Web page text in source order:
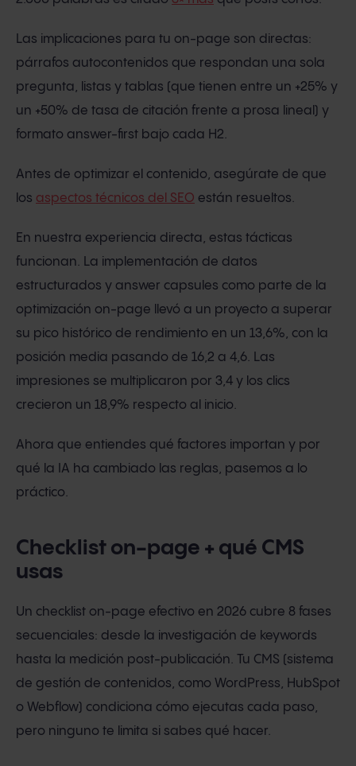
Las implicaciones para tu on-page son directas:
párrafos autocontenidos que respondan una sola
pregunta, listas y tablas (que tienen entre un +25% y
un +50% de tasa de citación frente a prosa lineal) y
formato answer-first bajo cada H2.
Antes de optimizar el contenido, asegúrate de que
los aspectos técnicos del SEO están resueltos.
En nuestra experiencia directa, estas tácticas
funcionan. La implementación de datos
estructurados y answer capsules como parte de la
optimización on-page llevó a un proyecto a superar
su pico histórico de rendimiento en un 13,6%, con la
posición media pasando de 16,2 a 4,6. Las
impresiones se multiplicaron por 3,4 y los clics
crecieron un 18,9% respecto al inicio.
Ahora que entiendes qué factores importan y por
qué la IA ha cambiado las reglas, pasemos a lo
práctico.
Checklist on-page + qué CMS
usas
Un checklist on-page efectivo en 2026 cubre 8 fases
secuenciales: desde la investigación de keywords
hasta la medición post-publicación. Tu CMS (sistema
de gestión de contenidos, como WordPress, HubSpot
o Webflow) condiciona cómo ejecutas cada paso,
pero ninguno te limita si sabes qué hacer.